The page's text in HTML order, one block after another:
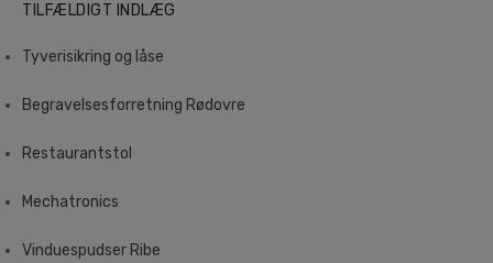
TILFÆLDIGT INDLÆG
Tyverisikring og låse
Begravelsesforretning Rødovre
Restaurantstol
Mechatronics
Vinduespudser Ribe